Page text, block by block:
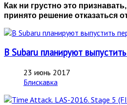
Как ни грустно это
принято решение отказаться
В Subaru планируют
23 июнь 2017
Блискавка